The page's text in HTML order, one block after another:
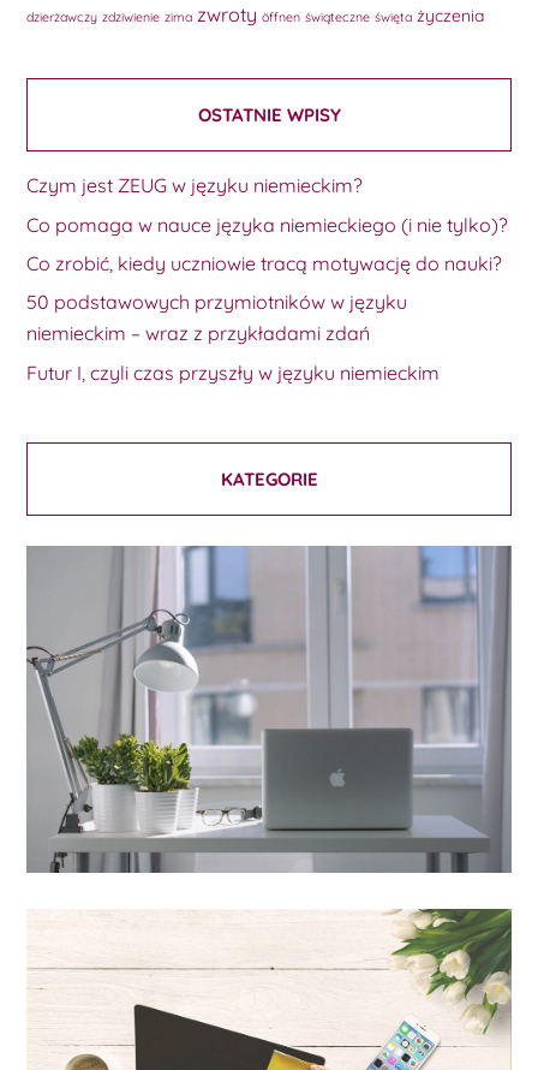
dzierżawczy zdziwienie zima zwroty öffnen świąteczne święta życzenia
OSTATNIE WPISY
Czym jest ZEUG w języku niemieckim?
Co pomaga w nauce języka niemieckiego (i nie tylko)?
Co zrobić, kiedy uczniowie tracą motywację do nauki?
50 podstawowych przymiotników w języku
niemieckim – wraz z przykładami zdań
Futur I, czyli czas przyszły w języku niemieckim
KATEGORIE